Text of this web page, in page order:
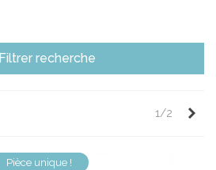
Filtrer recherche
1/2
Pièce unique !